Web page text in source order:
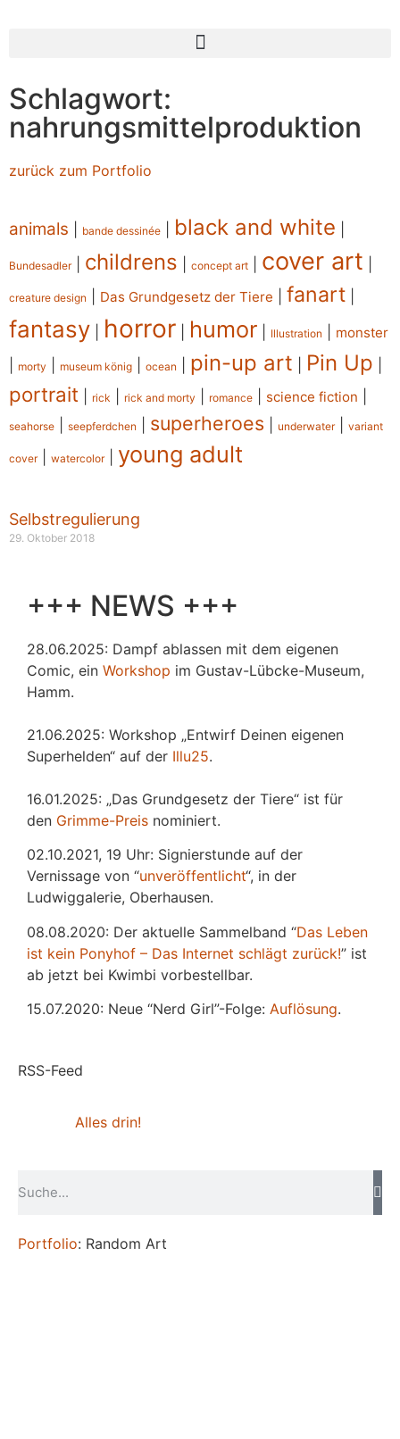
Schlagwort:
nahrungsmittelproduktion
zurück zum Portfolio
animals bande dessinée black and white
Bundesadler| childrens concept art cover art
creature design Das Grundgesetz der Tiere fanart
fantasy horror humor Illustration monster
morty museum könig ocean pin-up art Pin Up
portrait rick rick and morty romance science fiction
seahorse seepferdchen superheroes underwater| variant
cover| watercolor| young adult
Selbstregulierung
29. Oktober 2018
+++ NEWS +++
28.06.2025: Dampf ablassen mit dem eigenen
Comic, ein Workshop im Gustav-Lübcke-Museum,
Hamm.
21.06.2025: Workshop „Entwirf Deinen eigenen
Superhelden“ auf der Illu25.
16.01.2025: „Das Grundgesetz der Tiere“ ist für
den Grimme-Preis nominiert.
02.10.2021, 19 Uhr: Signierstunde auf der
Vernissage von “unveröffentlicht“, in der
Ludwiggalerie, Oberhausen.
08.08.2020: Der aktuelle Sammelband “Das Leben
ist kein Ponyhof – Das Internet schlägt zurück!” ist
ab jetzt bei Kwimbi vorbestellbar.
15.07.2020: Neue “Nerd Girl”-Folge: Auflösung.
RSS-Feed
Alles drin!
Portfolio: Random Art